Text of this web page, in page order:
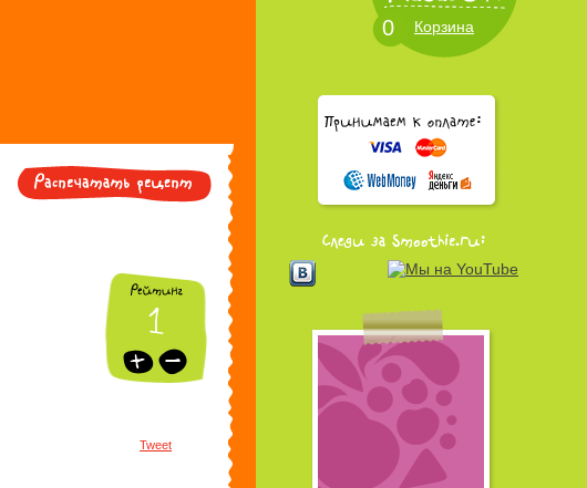
0 Корзина
Tweet